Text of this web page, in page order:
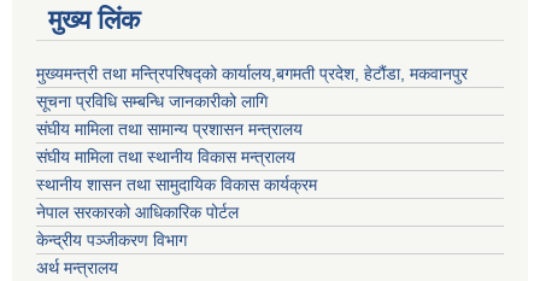
मुख्य लिंक
मुख्यमन्त्री तथा मन्त्रिपरिषद्को कार्यालय,बगमती प्रदेश, हेटौंडा, मकवानपुर
सूचना प्रविधि सम्बन्धि जानकारीको लागि
संघीय मामिला तथा सामान्य प्रशासन मन्त्रालय
संघीय मामिला तथा स्थानीय विकास मन्त्रालय
स्थानीय शासन तथा सामुदायिक विकास कार्यक्रम
नेपाल सरकारको आधिकारिक पोर्टल
केन्द्रीय पञ्जीकरण विभाग
अर्थ मन्त्रालय